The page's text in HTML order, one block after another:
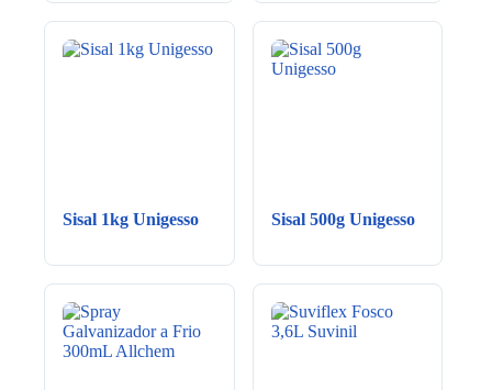
Sisal 1kg Unigesso Sisal 500g Unigesso